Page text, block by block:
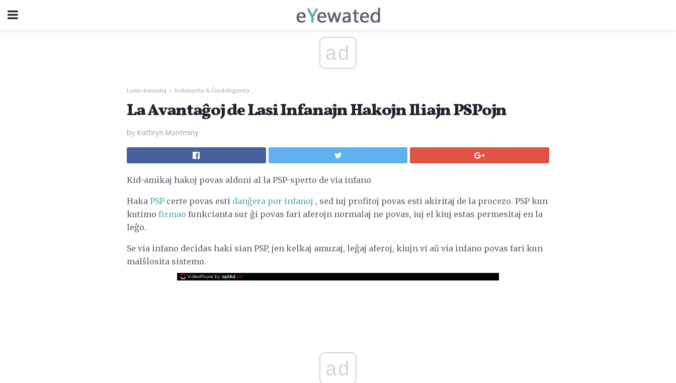
ad
Ludo-konzoloj Instalanta & Ĝisdatiganta
La Avantaĝoj de Lasi Infanajn Hakojn Iliajn PSPojn
by Kathryn Montminy
Kid-amikaj hakoj povas aldoni al la PSP-sperto de via infano
Haka PSP certe povas esti danĝera por infanoj , sed iuj profitoj povas esti akiritaj de la procezo. PSP kun
kutimo firmao funkcianta sur ĝi povas fari aferojn normalaj ne povas, iuj el kiuj estas permesitaj en la
leĝo.
Se via infano decidas haki sian PSP, jen kelkaj amuzaj, leĝaj aferoj, kiujn vi aŭ via infano povas fari kun
malŝlosita sistemo.
ad